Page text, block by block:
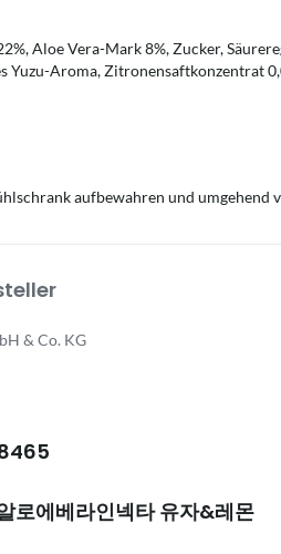
Aloe Vera-Mark 8%, Zucker,
Yuzu-Aroma, Zitronensaftkonzentrat
aufbewahren und umgehend
& Co. KG
에베라인넥타 유자&레몬